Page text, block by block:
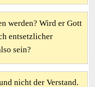
werden? Wird er Gott
entsetzlicher
sein?
nicht der Verstand.